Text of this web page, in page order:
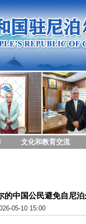
文化和教育交流
中国公民避免自尼
05-10 15:00